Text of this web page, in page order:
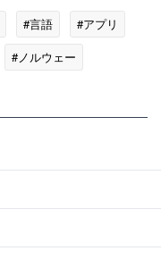
#言語
#アプリ
#ノルウェー